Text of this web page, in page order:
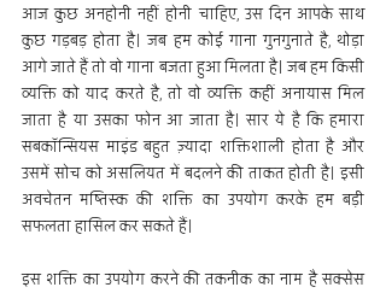
आज कुछ अनहोनी नहीं होनी चाहिए, उस दिन आपके साथ
कुछ गड़बड़ होता है। जब हम कोई गाना गुनगुनाते है, थोड़ा
आगे जाते हैं तो वो गाना बजता हुआ मिलता है। जब हम किसी
व्यक्ति को याद करते है, तो वो व्यक्ति कहीं अनायास मिल
जाता है या उसका फोन आ जाता है। सार ये है कि हमारा
सबकॉन्सियस माइंड बहुत ज़्यादा शक्तिशाली होता है और
उसमें सोच को असलियत में बदलने की ताकत होती है। इसी
अवचेतन मष्तिस्क की शक्ति का उपयोग करके हम बड़ी
सफलता हासिल कर सकते हैं।
इस शक्ति का उपयोग करने की तकनीक का नाम है सक्सेस